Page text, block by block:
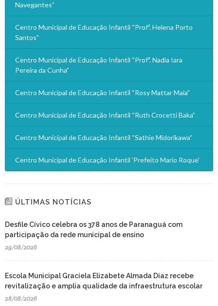
Navegantes”
Centro Municipal de Educação Infantil “Profª. Helena Porto
Santos”
Centro Municipal de Educação Infantil “Profª. Nadia Iara
Pereira da Cunha”
Centro Municipal de Educação Infantil “Rosy Mattar Maia”
Centro Municipal de Educação Infantil “Ruth Crocetti Baka”
Centro Municipal de Educação Infantil “Sathie Midorikawa”
Centro Municipal de Educação Infantil 'Prefeito Mario Roque'
ÚLTIMAS NOTÍCIAS
Desfile Cívico celebra os 378 anos de Paranaguá com
participação da rede municipal de ensino
29/08/2026
Escola Municipal Graciela Elizabete Almada Diaz recebe
revitalização e amplia qualidade da infraestrutura escolar
28/08/2026